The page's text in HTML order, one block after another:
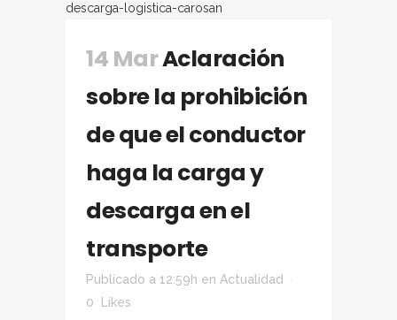
14 MarAclaración
sobre la prohibición
de que el conductor
haga la carga y
descarga en el
transporte
Publicado a 12:59h en Actualidad
0
Likes